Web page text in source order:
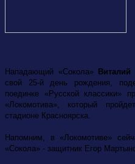
Нападающий «Сокола» Виталий
свой 25-й день рождения,
поединке «Русской классики»
«Локомотива», который
стадионе Красноярска.
Напомним, в «Локомотиве»
«Сокола» - защитник Егор